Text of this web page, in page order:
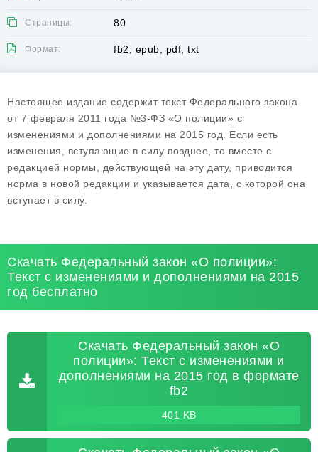
Страницы: 80
Формат: fb2, epub, pdf, txt
Настоящее издание содержит текст Федерального закона
от 7 февраля 2011 года №3-ФЗ «О полиции» с
изменениями и дополнениями на 2015 год. Если есть
изменения, вступающие в силу позднее, то вместе с
редакцией нормы, действующей на эту дату, приводится
норма в новой редакции и указывается дата, с которой она
вступает в силу.
Скачать Федеральный закон «О полиции»:
Текст с изменениями и дополнениями на 2015
год бесплатно
Скачать Федеральный закон «О
полиции»: Текст с изменениями и
дополнениями на 2015 год в формате
fb2
401 KB